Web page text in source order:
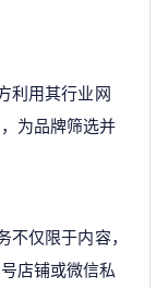
利用其行业网
为品牌筛选并
不仅限于内容，
店铺或微信私